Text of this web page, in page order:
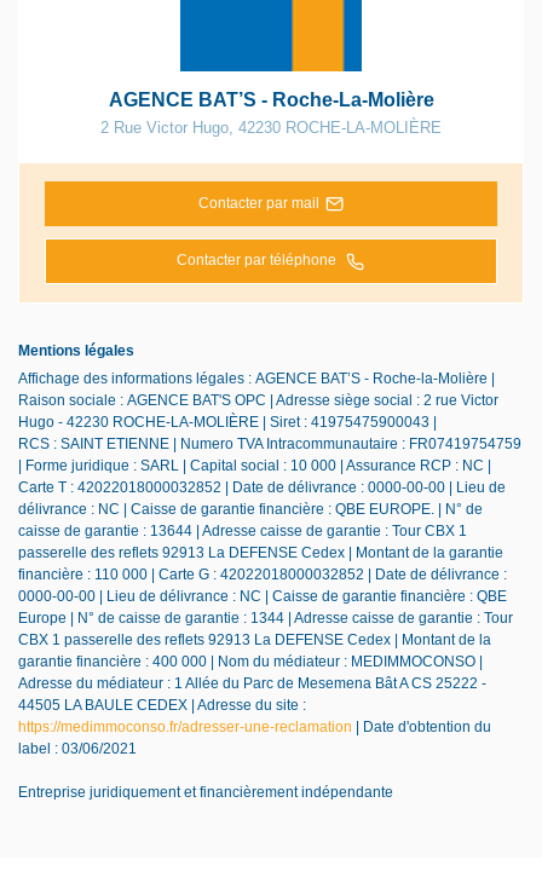
AGENCE BAT’S - Roche-La-Molière
2 Rue Victor Hugo 42230 ROCHE-LA-MOLIÈRE
Contacter par mail
Contacter par téléphone
Mentions légales
Affichage des informations légales : AGENCE BAT’S - Roche-la-Molière |
Raison sociale : AGENCE BAT'S OPC | Adresse siège social : 2 rue Victor
Hugo - 42230 ROCHE-LA-MOLIÈRE | Siret : 41975475900043 |
RCS : SAINT ETIENNE | Numero TVA Intracommunautaire : FR07419754759
| Forme juridique : SARL | Capital social : 10 000 | Assurance RCP : NC |
Carte T : 42022018000032852 | Date de délivrance : 0000-00-00 | Lieu de
délivrance : NC | Caisse de garantie financière : QBE EUROPE. | N° de
caisse de garantie : 13644 | Adresse caisse de garantie : Tour CBX 1
passerelle des reflets 92913 La DEFENSE Cedex | Montant de la garantie
financière : 110 000 | Carte G : 42022018000032852 | Date de délivrance :
0000-00-00 | Lieu de délivrance : NC | Caisse de garantie financière : QBE
Europe | N° de caisse de garantie : 1344 | Adresse caisse de garantie : Tour
CBX 1 passerelle des reflets 92913 La DEFENSE Cedex | Montant de la
garantie financière : 400 000 | Nom du médiateur : MEDIMMOCONSO |
Adresse du médiateur : 1 Allée du Parc de Mesemena Bât A CS 25222 -
44505 LA BAULE CEDEX | Adresse du site :
https://medimmoconso.fr/adresser-une-reclamation | Date d'obtention du
label : 03/06/2021
Entreprise juridiquement et financièrement indépendante